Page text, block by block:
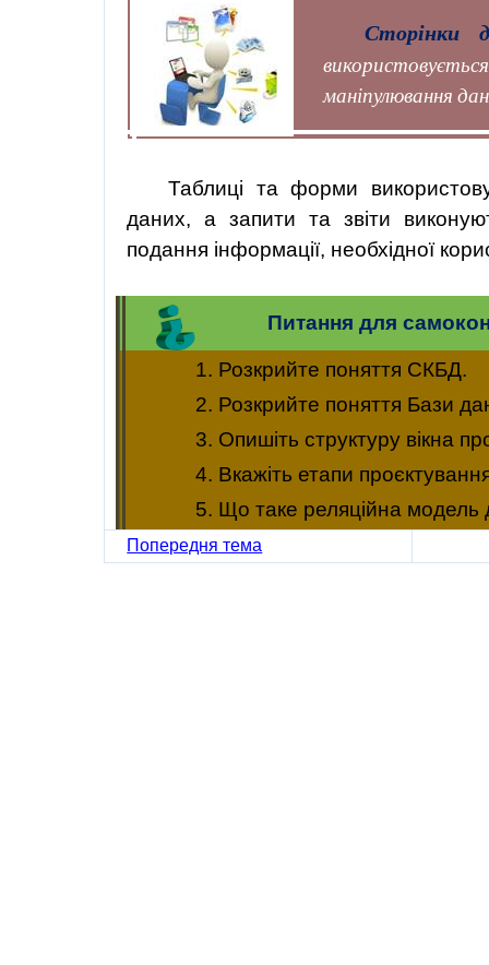
Сторінки
використовується
маніпулювання
Таблиці та форми
даних, а запити та звіти
подання інформації, необхідної
Питання для
1. Розкрийте поняття СКБД.
2. Розкрийте поняття Бази
3. Опишіть структуру вікна
4. Вкажіть етапи
5. Що таке реляційна модель
Попередня тема